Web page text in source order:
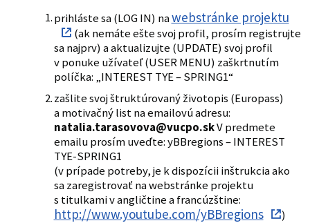
prihláste sa (LOG IN) nawebstránke projektu
(ak nemáte ešte svoj profil, prosím registrujte
sa najprv) a aktualizujte (UPDATE) svoj profil
v ponuke užívateľ (USER MENU) zaškrtnutím
políčka: „INTEREST TYE – SPRING1“
zašlite svoj štruktúrovaný životopis (Europass)
a motivačný list na emailovú adresu:
natalia.tarasovova@vucpo.skV predmete
emailu prosím uveďte: yBBregions – INTEREST
TYE-SPRING1
(v prípade potreby, je k dispozícii inštrukcia ako
sa zaregistrovať na webstránke projektu
s titulkami v angličtine a francúzštine:
http://www.youtube.com/yBBregions )